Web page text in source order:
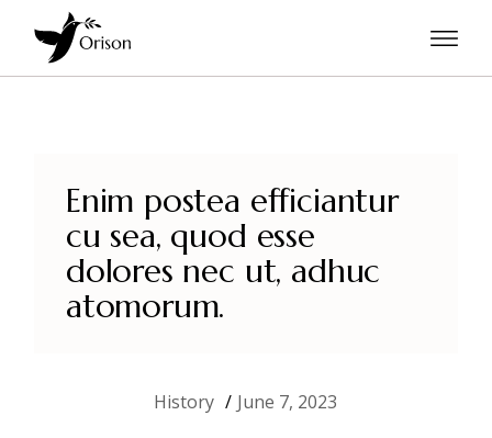
Enim postea efficiantur
cu sea, quod esse
dolores nec ut, adhuc
atomorum.
History June 7, 2023